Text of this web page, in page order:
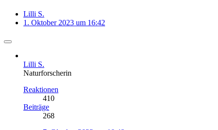
Lilli S.
1. Oktober 2023 um 16:42
Lilli S.
Naturforscherin
Reaktionen
410
Beiträge
268